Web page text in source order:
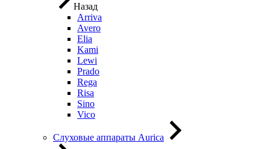
Назад
Arriva
Avero
Elia
Kami
Lewi
Prado
Rega
Risa
Sino
Vico
Слуховые аппараты Aurica